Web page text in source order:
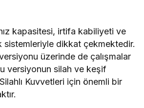
kapasitesi, irtifa kabiliyeti ve
sistemleriyle dikkat çekmektedir.
üzerinde de çalışmalar
versiyonun silah ve keşif
Kuvvetleri için önemli bir